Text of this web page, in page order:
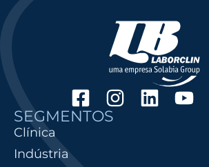
SEGMENTOS
Clínica
Indústria